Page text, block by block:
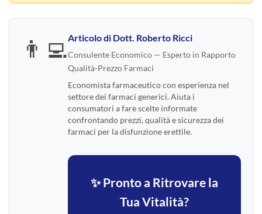
👨‍💻Articolo di Dott. Roberto Ricci
Consulente Economico — Esperto in Rapporto
Qualità-Prezzo Farmaci
Economista farmaceutico con esperienza nel
settore dei farmaci generici. Aiuta i
consumatori a fare scelte informate
confrontando prezzi, qualità e sicurezza dei
farmaci per la disfunzione erettile.
✨ Pronto a Ritrovare la
Tua Vitalità?